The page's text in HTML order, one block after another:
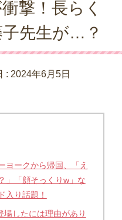
撃！長らく
先生が…？
: 2024年6月5日
ヨークから帰国、「え
」「顔そっくりw」な
入り話題！
場したには理由があり